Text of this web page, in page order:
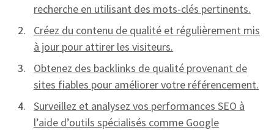
recherche en utilisant des mots-clés pertinents.
Créez du contenu de qualité et régulièrement mis
à jour pour attirer les visiteurs.
Obtenez des backlinks de qualité provenant de
sites fiables pour améliorer votre référencement.
Surveillez et analysez vos performances SEO à
l’aide d’outils spécialisés comme Google